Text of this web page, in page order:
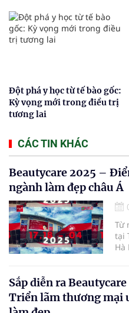
Đột phá y học từ tế bào gốc:
Kỳ vọng mới trong điều trị
tương lai
CÁC TIN KHÁC
Beautycare 2025 –
ngành làm đẹp châu Á
Từ
tại
Hà
Sắp diễn ra
Triển lãm thương mại